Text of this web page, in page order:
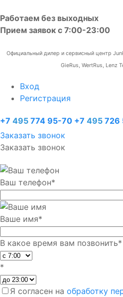
Работаем без выходных
Прием заявок с 7:00-23:00
Официальный дилер и сервисный центр
GieRus, WertRus, Lenz
Вход
Регистрация
+7 495 774 95-70 +7 495 726
Заказать звонок
Заказать звонок
Ваш телефон*
Ваше имя*
В какое время вам позвонить*
*
Я согласен на обработку